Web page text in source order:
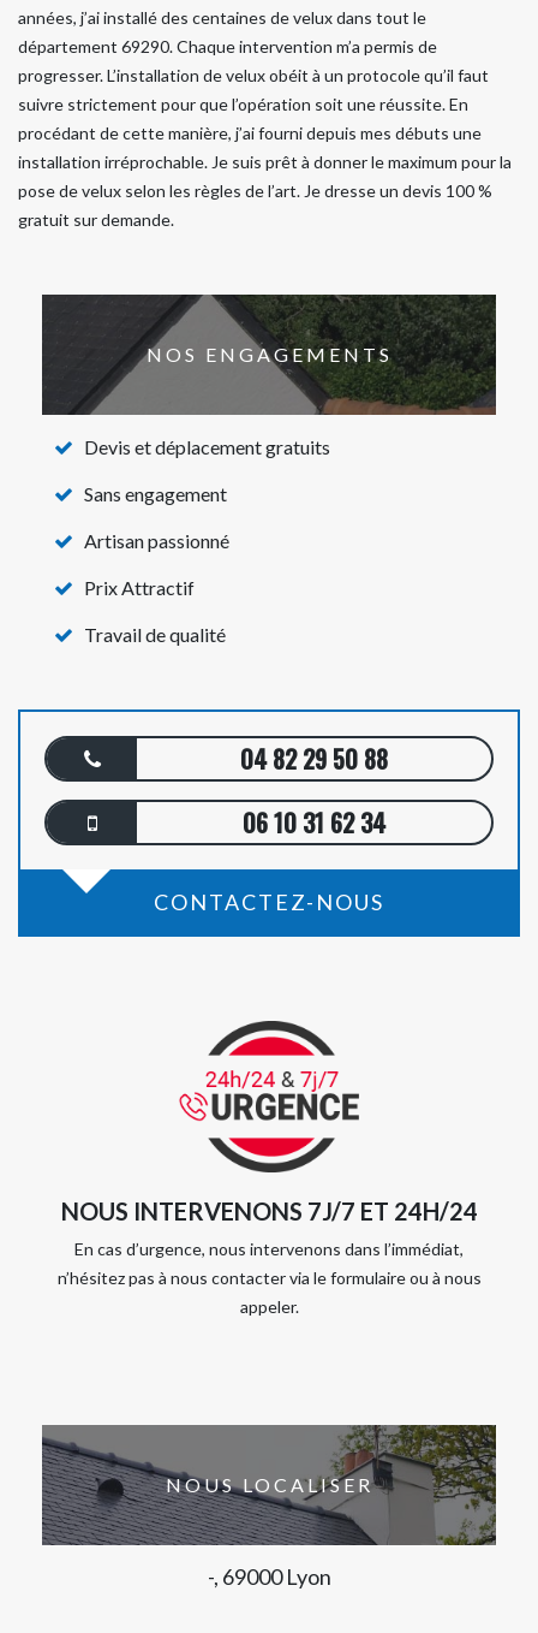
années, j’ai installé des centaines de velux dans tout le
département 69290. Chaque intervention m’a permis de
progresser. L’installation de velux obéit à un protocole qu’il faut
suivre strictement pour que l’opération soit une réussite. En
procédant de cette manière, j’ai fourni depuis mes débuts une
installation irréprochable. Je suis prêt à donner le maximum pour la
pose de velux selon les règles de l’art. Je dresse un devis 100 %
gratuit sur demande.
NOS ENGAGEMENTS
Devis et déplacement gratuits
Sans engagement
Artisan passionné
Prix Attractif
Travail de qualité
04 82 29 50 88
06 10 31 62 34
CONTACTEZ-NOUS
NOUS INTERVENONS 7J/7 ET 24H/24
En cas d’urgence, nous intervenons dans l’immédiat,
n’hésitez pas à nous contacter via le formulaire ou à nous
appeler.
NOUS LOCALISER
-, 69000 Lyon